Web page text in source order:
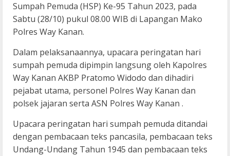
Sumpah Pemuda (HSP) Ke-95 Tahun 2023, pada
Sabtu (28/10) pukul 08.00 WIB di Lapangan Mako
Polres Way Kanan.
Dalam pelaksanaannya, upacara peringatan hari
sumpah pemuda dipimpin langsung oleh Kapolres
Way Kanan AKBP Pratomo Widodo dan dihadiri
pejabat utama, personel Polres Way Kanan dan
polsek jajaran serta ASN Polres Way Kanan .
Upacara peringatan hari sumpah pemuda ditandai
dengan pembacaan teks pancasila, pembacaan teks
Undang-Undang Tahun 1945 dan pembacaan teks